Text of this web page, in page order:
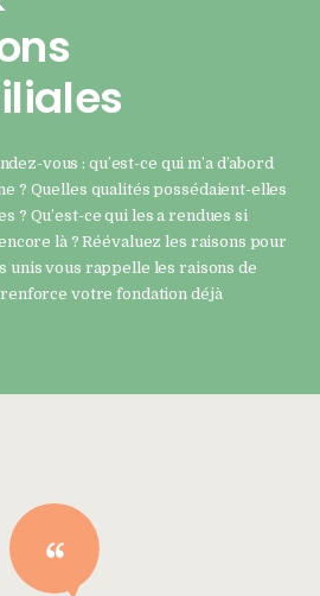
vous : qu’est-ce qui m’a d’abord
? Quelles qualités possédaient-elles
? Qu’est-ce qui les a rendues si
là ? Réévaluez les raisons pour
unis vous rappelle les raisons de
votre fondation déjà